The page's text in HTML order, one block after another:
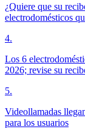
¿Quiere que su
electrodomésticos
4.
Los 6
2026; revise su
5.
Videollamadas
para los usuarios